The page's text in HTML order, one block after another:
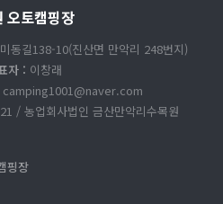
오토캠핑장
동길138-10(진산면 만악리 248번지)
자 : 이창래
camping1001@naver.com
/ 농업회사법인 금산만악리수목원
핑장